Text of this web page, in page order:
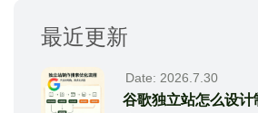
最近更新
Date: 2026.7.30
谷歌独立站怎么设计